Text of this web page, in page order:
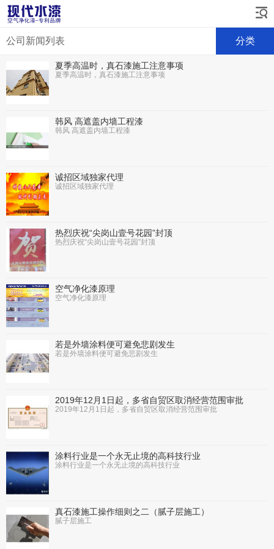
公司新闻列表 分类
夏季高温时，真石漆施工注意事项
夏季高温时，真石漆施工注意事项
韩风 高遮盖内墙工程漆
韩风 高遮盖内墙工程漆
诚招区域独家代理
诚招区域独家代理
热烈庆祝“尖岗山壹号花园”封顶
热烈庆祝“尖岗山壹号花园”封顶
空气净化漆原理
空气净化漆原理
若是外墙涂料便可避免悲剧发生
若是外墙涂料便可避免悲剧发生
2019年12月1日起，多省自贸区取消经营范围审批
2019年12月1日起，多省自贸区取消经营范围审批
涂料行业是一个永无止境的高科技行业
涂料行业是一个永无止境的高科技行业
真石漆施工操作细则之二（腻子层施工）
腻子层施工